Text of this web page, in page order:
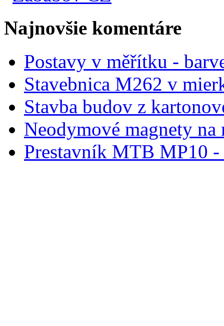
Najnovšie komentáre
Postavy v měřítku -
Stavebnica M262 v
Stavba budov z
Neodymové magnety na
Prestavník MTB MP10